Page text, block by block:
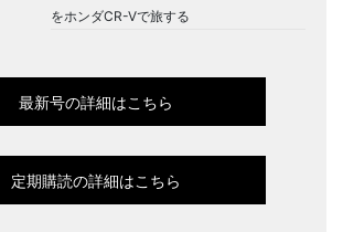
をホンダCR-Vで旅する
最新号の詳細はこちら
定期購読の詳細はこちら